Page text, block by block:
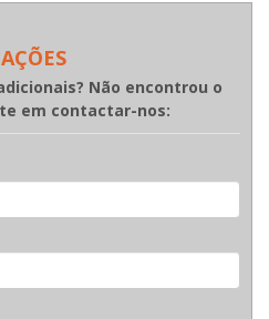
Não encontrou o
em contactar-nos: